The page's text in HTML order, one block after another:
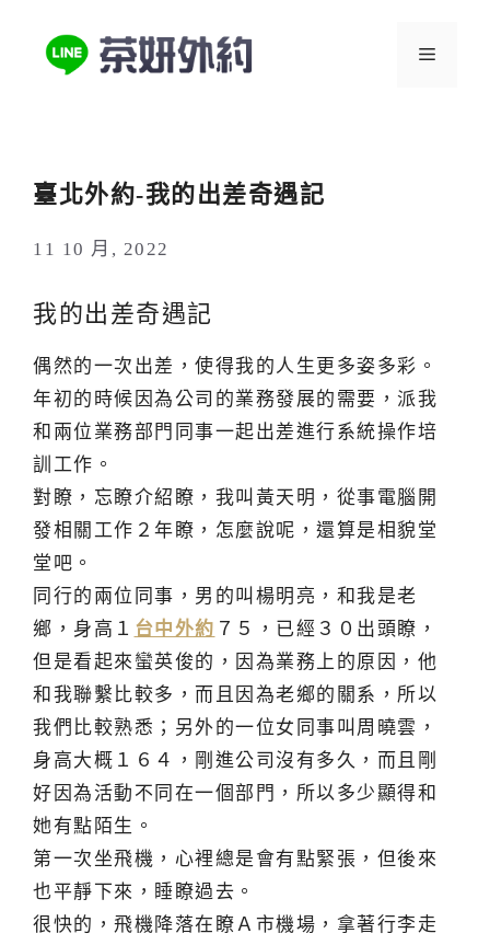
選
臺北外約-我的出差奇遇記
11 10 月, 2022
我的出差奇遇記
偶然的一次出差，使得我的人生更多姿多彩。
年初的時候因為公司的業務發展的需要，派我
和兩位業務部門同事一起出差進行系統操作培
訓工作。
對瞭，忘瞭介紹瞭，我叫黃天明，從事電腦開
發相關工作２年瞭，怎麼說呢，還算是相貌堂
堂吧。
同行的兩位同事，男的叫楊明亮，和我是老
鄉，身高１ 台中外約 ７５，已經３０出頭瞭，
但是看起來蠻英俊的，因為業務上的原因，他
和我聯繫比較多，而且因為老鄉的關系，所以
我們比較熟悉；另外的一位女同事叫周曉雲，
身高大概１６４，剛進公司沒有多久，而且剛
好因為活動不同在一個部門，所以多少顯得和
她有點陌生。
第一次坐飛機，心裡總是會有點緊張，但後來
也平靜下來，睡瞭過去。
很快的，飛機降落在瞭Ａ市機場，拿著行李走